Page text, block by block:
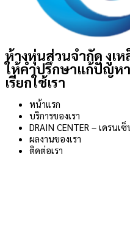
ห้างหุ่นส่วนจำกัด งูเ
ให้คำปรึกษาแก้ปัญห
เรียกใช้เรา
หน้าแรก
บริการของเรา
DRAIN CENTER – เดรนเ
ผลงานของเรา
ติดต่อเรา